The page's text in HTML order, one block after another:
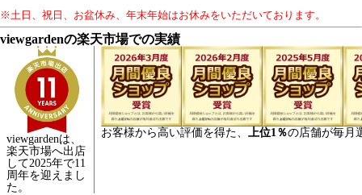
※土日、祝日、お盆休み、年末年始はお休みをいただいております。
viewgardenの楽天市場での実績
viewgardenは、
楽天市場へ出店
して2025年で11
周年を迎えまし
た。
お客様から高い評価を得た、 上位1％の店舗が毎月